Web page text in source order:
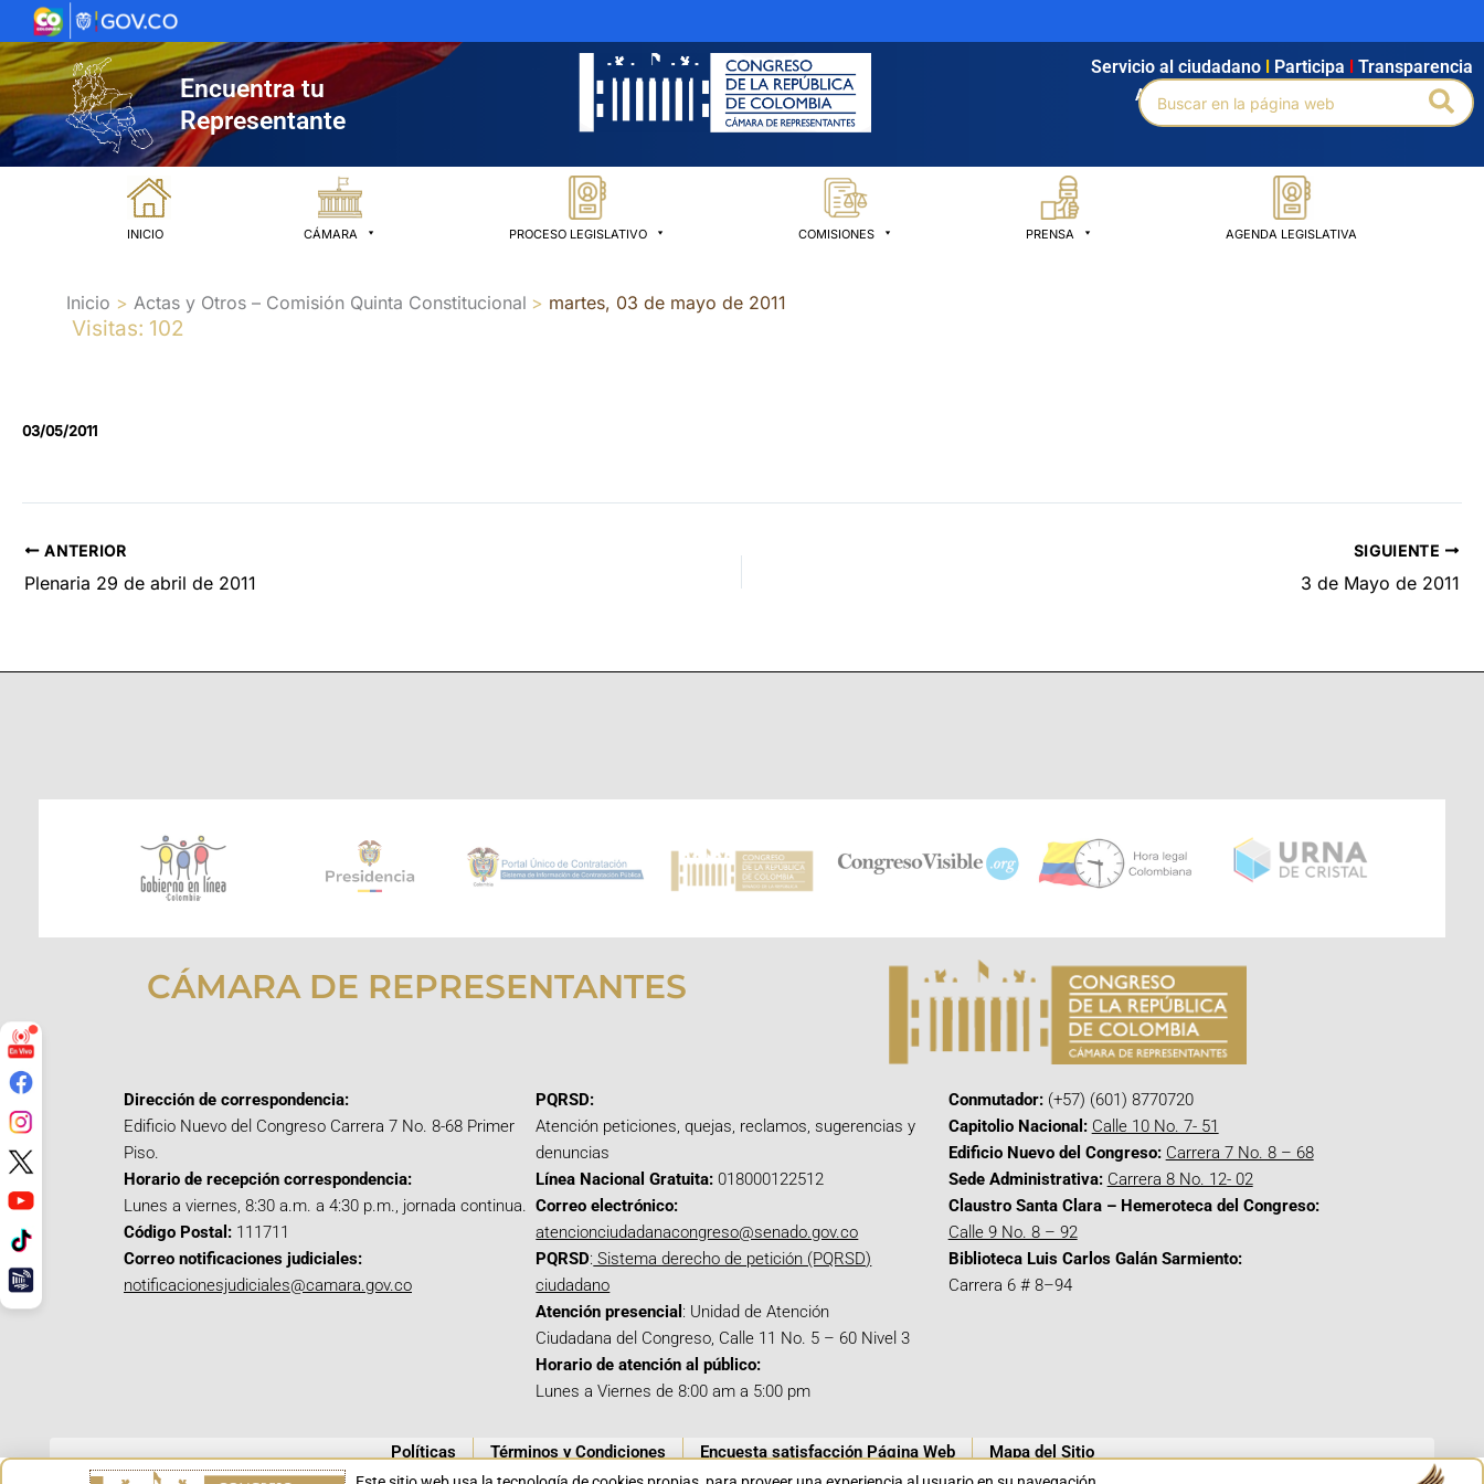
al
contenido
Encuentra tu
Representante
Agendamiento Intranet Búsqueda avanzada
Servicio al ciudadano Participa Transparencia
Buscar
por:
INICIO CÁMARA PROCESO LEGISLATIVO COMISIONES PRENSA AGENDA LEGISLATIVA
Inicio Actas y Otros – Comisión Quinta Constitucional martes, 03 de mayo de 2011
Visitas: 102
03/05/2011
ANTERIOR
Plenaria 29 de abril de 2011
SIGUIENTE
3 de Mayo de 2011
CÁMARA DE REPRESENTANTES
Dirección de correspondencia:
Edificio Nuevo del Congreso Carrera 7 No. 8-68 Primer
Piso.
Horario de recepción correspondencia:
Lunes a viernes, 8:30 a.m. a 4:30 p.m., jornada continua.
Código Postal: 111711
Correo notificaciones judiciales:
notificacionesjudiciales@camara.gov.co
PQRSD:
Atención peticiones, quejas, reclamos, sugerencias y
denuncias
Línea Nacional Gratuita: 018000122512
Correo electrónico:
atencionciudadanacongreso@senado.gov.co
PQRSD: Sistema derecho de petición (PQRSD)
ciudadano
Atención presencial : Unidad de Atención
Ciudadana del Congreso, Calle 11 No. 5 – 60 Nivel 3
Horario de atención al público:
Lunes a Viernes de 8:00 am a 5:00 pm
Conmutador:(+57) (601) 8770720
Capitolio Nacional: Calle 10 No. 7- 51
Edificio Nuevo del Congreso: Carrera 7 No. 8 – 68
Sede Administrativa: Carrera 8 No. 12- 02
Claustro Santa Clara – Hemeroteca del Congreso:
Calle 9 No. 8 – 92
Biblioteca Luis Carlos Galán Sarmiento:
Carrera 6 # 8–94
Políticas Términos y Condiciones Encuesta satisfacción Página Web Mapa del Sitio